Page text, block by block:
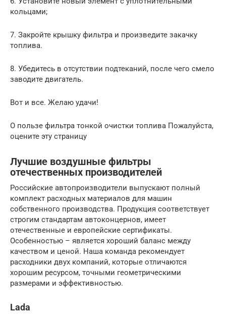
кольцами;
7. Закройте крышку фильтра и произведите закачку
топлива.
8. Убедитесь в отсутствии подтеканий, после чего смело
заводите двигатель.
Вот и все. Желаю удачи!
О пользе фильтра тонкой очистки топлива Пожалуйста,
оцените эту страницу
Лучшие воздушные фильтры
отечественных производителей
Российские автопроизводители выпускают полный
комплект расходных материалов для машин
собственного производства. Продукция соответствует
строгим стандартам автоконцернов, имеет
отечественные и европейские сертификаты.
Особенностью – является хороший баланс между
качеством и ценой. Наша команда рекомендует
расходники двух компаний, которые отличаются
хорошим ресурсом, точными геометрическими
размерами и эффективностью.
Lada